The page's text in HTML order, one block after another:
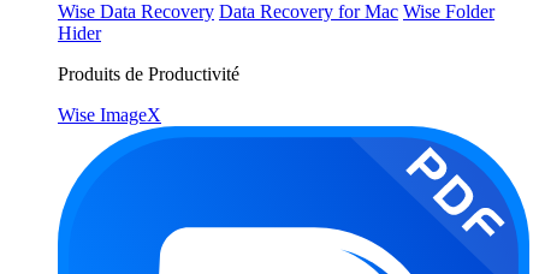
Wise Data Recovery Data Recovery for Mac Wise Folder
Hider
Produits de Productivité
Wise ImageX